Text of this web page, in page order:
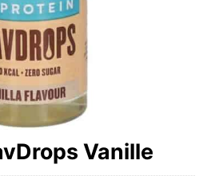
Vanille